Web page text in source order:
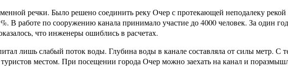
речки. Было решено соединить реку Очер с протекающей неподалеку
%. В работе по сооружению канала принимало участие до 4000 человек. За один
что инженеры ошиблись в расчетах.
лишь слабый поток воды. Глубина воды в канале составляла от силы метр. С
туристов местом. При посещении города Очер можно заехать на канал и